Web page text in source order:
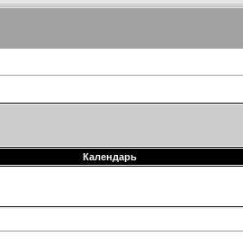
Календарь